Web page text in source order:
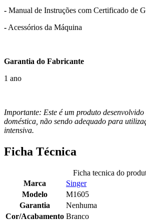
- Manual de Instruções com Certificado de
- Acessórios da Máquina
Garantia do Fabricante
1 ano
Importante: Este é um produto
doméstica, não sendo adequado para
intensiva.
Ficha Técnica
Ficha tecnica do
Marca
Singer
Modelo
M1605
Garantia
Nenhuma
Cor/Acabamento Branco